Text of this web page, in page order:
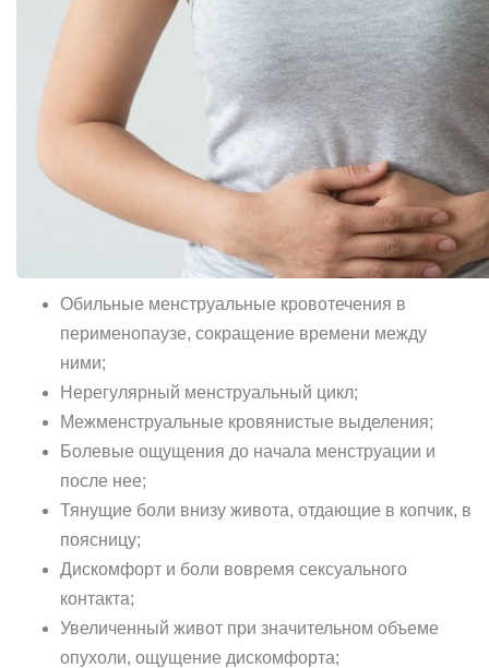
Обильные менструальные кровотечения в
перименопаузе, сокращение времени между
ними;
Нерегулярный менструальный цикл;
Межменструальные кровянистые выделения;
Болевые ощущения до начала менструации и
после нее;
Тянущие боли внизу живота, отдающие в копчик, в
поясницу;
Дискомфорт и боли вовремя сексуального
контакта;
Увеличенный живот при значительном объеме
опухоли, ощущение дискомфорта;